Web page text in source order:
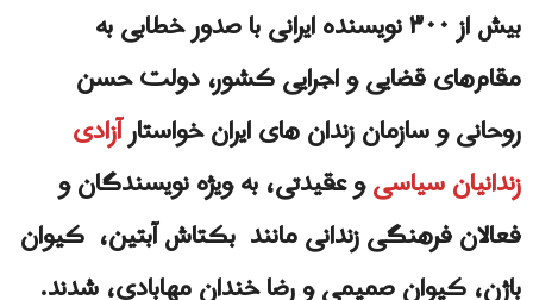
بیش از ۳۰۰ نویسنده ایرانی با صدور خطابی به
مقام‌های قضایی و اجرایی کشور، دولت حسن
روحانی و سازمان زندان های ایران خواستارآزادی
زندانیان سیاسیو عقیدتی، به ویژه نویسندگان و
فعالان فرهنگی زندانی مانند بکتاش آبتین، کیوان